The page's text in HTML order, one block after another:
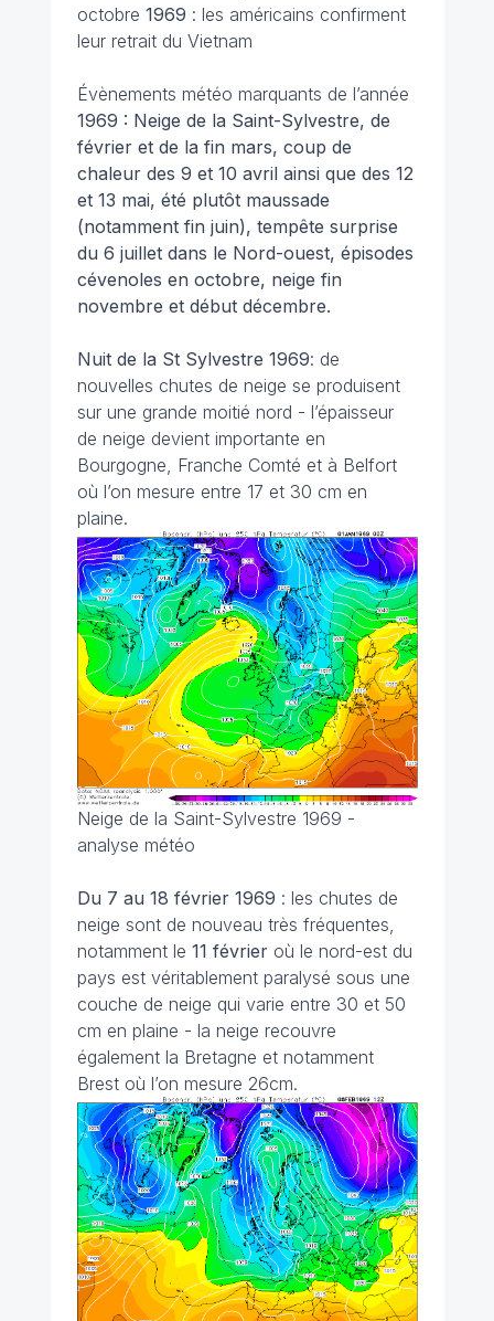
octobre 1969 : les américains confirment
leur retrait du Vietnam
Évènements météo marquants de l’année
1969 : Neige de la Saint-Sylvestre, de
février et de la fin mars, coup de
chaleur des 9 et 10 avril ainsi que des 12
et 13 mai, été plutôt maussade
(notamment fin juin), tempête surprise
du 6 juillet dans le Nord-ouest, épisodes
cévenoles en octobre, neige fin
novembre et début décembre.
Nuit de la St Sylvestre 1969: de
nouvelles chutes de neige se produisent
sur une grande moitié nord - l’épaisseur
de neige devient importante en
Bourgogne, Franche Comté et à Belfort
où l’on mesure entre 17 et 30 cm en
plaine.
Neige de la Saint-Sylvestre 1969 -
analyse météo
Du 7 au 18 février 1969 : les chutes de
neige sont de nouveau très fréquentes,
notamment le 11 févrieroù le nord-est du
pays est véritablement paralysé sous une
couche de neige qui varie entre 30 et 50
cm en plaine - la neige recouvre
également la Bretagne et notamment
Brest où l’on mesure 26cm.